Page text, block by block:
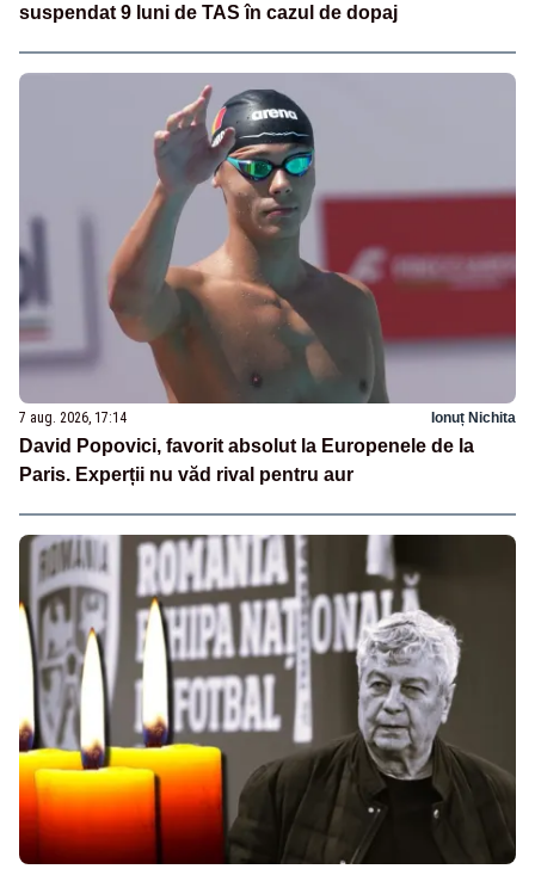
suspendat 9 luni de TAS în cazul de dopaj
7 aug. 2026, 17:14 Ionuț Nichita
David Popovici, favorit absolut la Europenele de la
Paris. Experții nu văd rival pentru aur